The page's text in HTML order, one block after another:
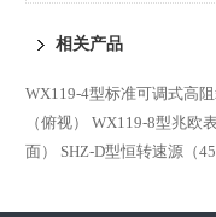
相关产品
WX119-4型标准可调式高
（俯视）
WX119-8型兆欧
面）
SHZ-D型恒转速源（